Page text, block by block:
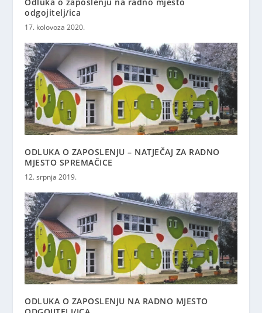
odgojitelj/ica
17. kolovoza 2020.
ODLUKA O ZAPOSLENJU – NATJEČAJ ZA RADNO
MJESTO SPREMAČICE
12. srpnja 2019.
ODLUKA O ZAPOSLENJU NA RADNO MJESTO